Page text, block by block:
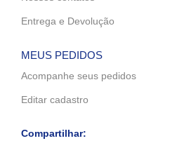
Entrega e Devolução
MEUS PEDIDOS
Acompanhe seus pedidos
Editar cadastro
Compartilhar: